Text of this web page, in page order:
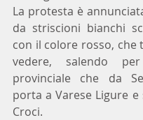
La protesta è
da striscioni bianchi
con il colore rosso, che
vedere, salendo
provinciale che da
porta a Varese Ligure
Croci.